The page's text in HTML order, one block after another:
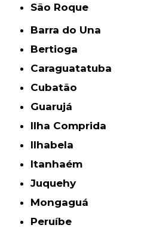
São Roque
Barra do Una
Bertioga
Caraguatatuba
Cubatão
Guarujá
Ilha Comprida
Ilhabela
Itanhaém
Juquehy
Mongaguá
Peruíbe